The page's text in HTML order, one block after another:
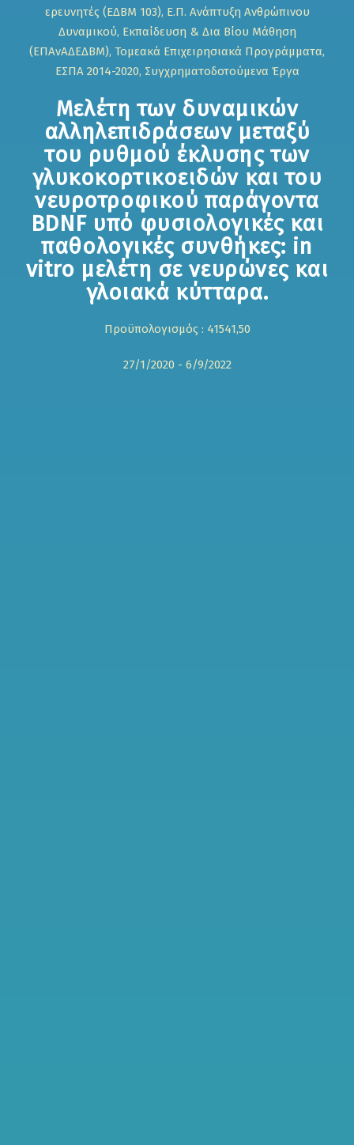
ερευνητές (ΕΔΒΜ 103), Ε.Π. Ανάπτυξη Ανθρώπινου
Δυναμικού, Εκπαίδευση & Δια Βίου Μάθηση
(ΕΠΑνΑΔΕΔΒΜ), Τομεακά Επιχειρησιακά Προγράμματα,
ΕΣΠΑ 2014-2020, Συγχρηματοδοτούμενα Έργα
Μελέτη των δυναμικών
αλληλεπιδράσεων μεταξύ
του ρυθμού έκλυσης των
γλυκοκορτικοειδών και του
νευροτροφικού παράγοντα
BDNF υπό φυσιολογικές και
παθολογικές συνθήκες: in
vitro μελέτη σε νευρώνες και
γλοιακά κύτταρα.
Προϋπολογισμός : 41541,50
27/1/2020 - 6/9/2022